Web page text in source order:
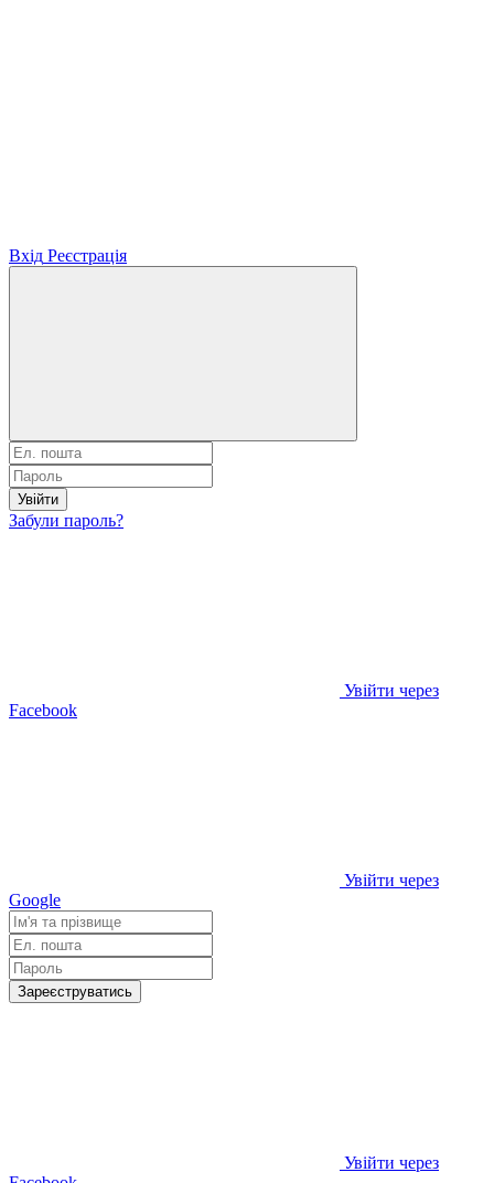
Вхід Реєстрація
Увійти
Забули пароль?
Увійти через
Facebook
Увійти через
Google
Зареєструватись
Увійти через